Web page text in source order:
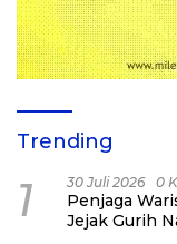
Trending
1 30 Juli 2026 0
Penjaga
Jejak Gurih